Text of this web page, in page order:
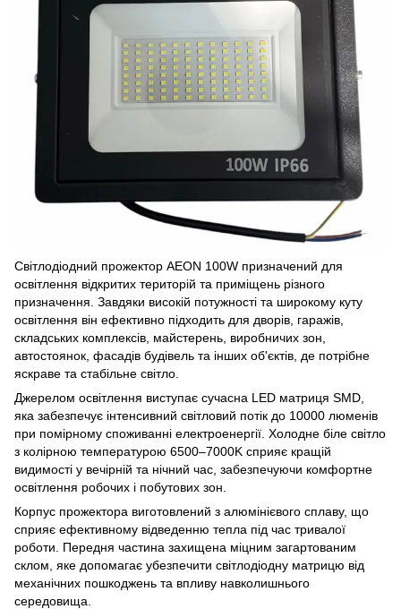
Світлодіодний прожектор AEON 100W призначений для
освітлення відкритих територій та приміщень різного
призначення. Завдяки високій потужності та широкому куту
освітлення він ефективно підходить для дворів, гаражів,
складських комплексів, майстерень, виробничих зон,
автостоянок, фасадів будівель та інших об'єктів, де потрібне
яскраве та стабільне світло.
Джерелом освітлення виступає сучасна LED матриця SMD,
яка забезпечує інтенсивний світловий потік до 10000 люменів
при помірному споживанні електроенергії. Холодне біле світло
з колірною температурою 6500–7000K сприяє кращій
видимості у вечірній та нічний час, забезпечуючи комфортне
освітлення робочих і побутових зон.
Корпус прожектора виготовлений з алюмінієвого сплаву, що
сприяє ефективному відведенню тепла під час тривалої
роботи. Передня частина захищена міцним загартованим
склом, яке допомагає убезпечити світлодіодну матрицю від
механічних пошкоджень та впливу навколишнього
середовища.